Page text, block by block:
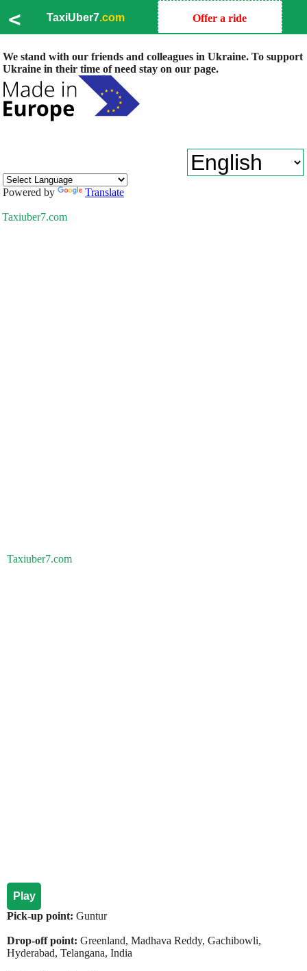
< TaxiUber7.com Offer a ride
We stand with our friends and colleagues in Ukraine. To support
Ukraine in their time of need stay on our page.
Powered by Translate
Taxiuber7.com
Taxiuber7.com
Play
Pick-up point: Guntur
Drop-off point: Greenland, Madhava Reddy, Gachibowli,
Hyderabad, Telangana, India